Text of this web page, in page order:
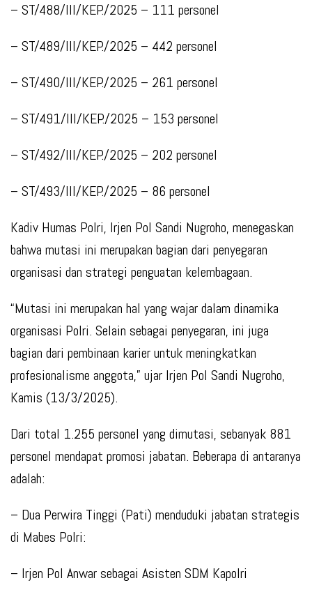
– ST/488/III/KEP./2025 – 111 personel
– ST/489/III/KEP./2025 – 442 personel
– ST/490/III/KEP./2025 – 261 personel
– ST/491/III/KEP./2025 – 153 personel
– ST/492/III/KEP./2025 – 202 personel
– ST/493/III/KEP./2025 – 86 personel
Kadiv Humas Polri, Irjen Pol Sandi Nugroho, menegaskan
bahwa mutasi ini merupakan bagian dari penyegaran
organisasi dan strategi penguatan kelembagaan.
“Mutasi ini merupakan hal yang wajar dalam dinamika
organisasi Polri. Selain sebagai penyegaran, ini juga
bagian dari pembinaan karier untuk meningkatkan
profesionalisme anggota,” ujar Irjen Pol Sandi Nugroho,
Kamis (13/3/2025).
Dari total 1.255 personel yang dimutasi, sebanyak 881
personel mendapat promosi jabatan. Beberapa di antaranya
adalah:
– Dua Perwira Tinggi (Pati) menduduki jabatan strategis
di Mabes Polri:
– Irjen Pol Anwar sebagai Asisten SDM Kapolri